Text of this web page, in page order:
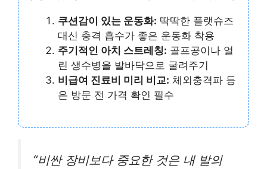
쿠션감이 있는 운동화: 딱딱한 플랫슈즈
대신 충격 흡수가 좋은 운동화 착용
주기적인 아치 스트레칭: 골프공이나 얼
린 생수병을 발바닥으로 굴려주기
비급여 진료비 미리 비교: 체외충격파 등
은 방문 전 가격 확인 필수
“비싼 장비보다 중요한 것은 내 발의